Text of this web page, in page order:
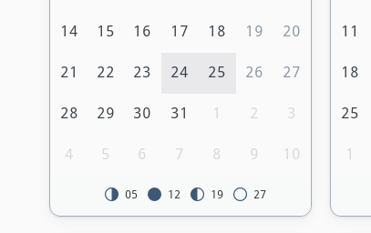
14 15 16 17 18 19 20
21 22 23 24 25 26 27
28 29 30 31 1 2 3
4 5 6 7 8 9 10
05 12 19 27
11
18
25
1